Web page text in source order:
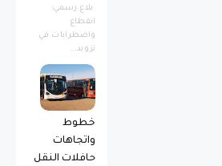
بلاغ رسمي:
انقطاع
واضطرابات في
تزويد...
خطوط
واتجاهات
حافلات النقل